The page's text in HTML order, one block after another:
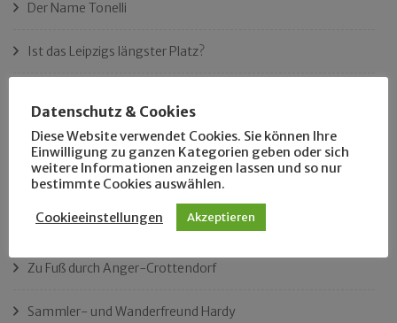
Der Name Tonelli
Ist das Leipzigs längster Platz?
Das neue Eutritzsch-Buch
Der Leipziger Schmiedetag von 1904
Rennfahrer in Schönefeld und Zschocher
Zu Fuß durch Anger-Crottendorf
Sammler- und Wanderfreund Hardy
Datenschutz & Cookies
Diese Website verwendet Cookies. Sie können Ihre
Einwilligung zu ganzen Kategorien geben oder sich
weitere Informationen anzeigen lassen und so nur
bestimmte Cookies auswählen.
Cookieeinstellungen Akzeptieren